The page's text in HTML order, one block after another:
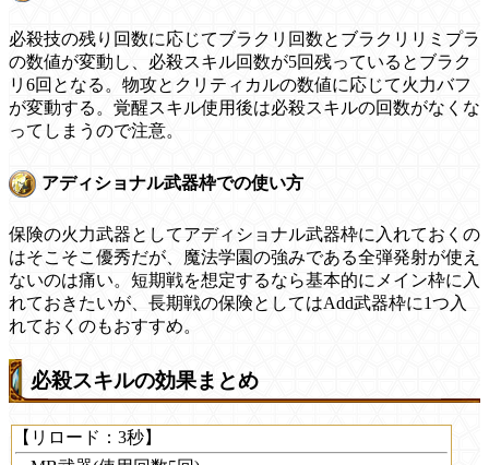
必殺技の残り回数に応じてブラクリ回数とブラクリリミプラ
の数値が変動し、必殺スキル回数が5回残っているとブラク
リ6回となる。物攻とクリティカルの数値に応じて火力バフ
が変動する。覚醒スキル使用後は必殺スキルの回数がなくな
ってしまうので注意。
アディショナル武器枠での使い方
保険の火力武器としてアディショナル武器枠に入れておくの
はそこそこ優秀だが、魔法学園の強みである全弾発射が使え
ないのは痛い。短期戦を想定するなら基本的にメイン枠に入
れておきたいが、長期戦の保険としてはAdd武器枠に1つ入
れておくのもおすすめ。
必殺スキルの効果まとめ
【リロード：3秒】